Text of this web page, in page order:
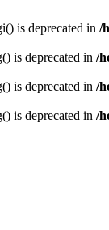
is deprecated in /
is deprecated in /
is deprecated in /
is deprecated in /